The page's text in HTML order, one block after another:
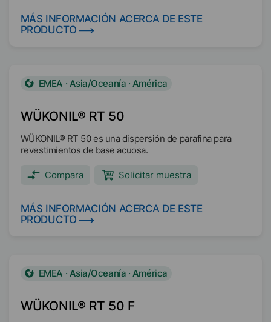
MÁS INFORMACIÓN ACERCA DE ESTE
PRODUCTO
WÜKONIL® RT 50
EMEA · Asia/Oceanía · América
WÜKONIL® RT 50 es una dispersión de parafina para
revestimientos de base acuosa.
Compara Solicitar muestra
MÁS INFORMACIÓN ACERCA DE ESTE
PRODUCTO
WÜKONIL® RT 50 F
EMEA · Asia/Oceanía · América